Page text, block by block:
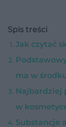
Spis treści
Jak czytać
ma w
Najbardziej
w
Substancje